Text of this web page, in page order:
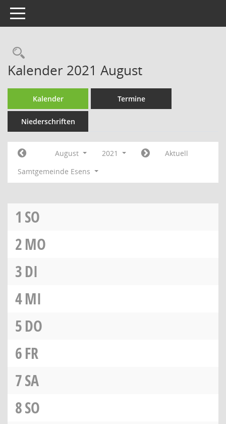
Toggle navigation
Rechercheauswahl
Kalender 2021 August
Kalender Termine
Niederschriften
August 2021
Aktuell
Samtgemeinde Esens
1 SO
2MO
3DI
4MI
5DO
6FR
7SA
8SO